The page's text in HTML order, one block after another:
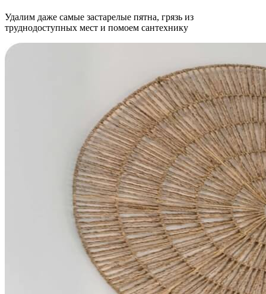
Удалим даже самые застарелые пятна, грязь из
труднодоступных мест и помоем сантехнику